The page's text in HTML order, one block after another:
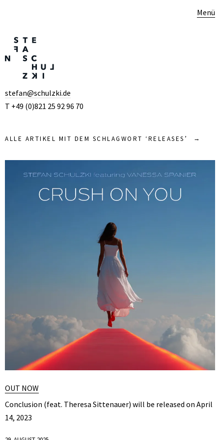
Menü
stefan@schulzki.de
T +49 (0)821 25 92 96 70
ALLE ARTIKEL MIT DEM SCHLAGWORT ‘RELEASES ’
OUT NOW
Conclusion (feat. Theresa Sittenauer) will be released on April
14, 2023